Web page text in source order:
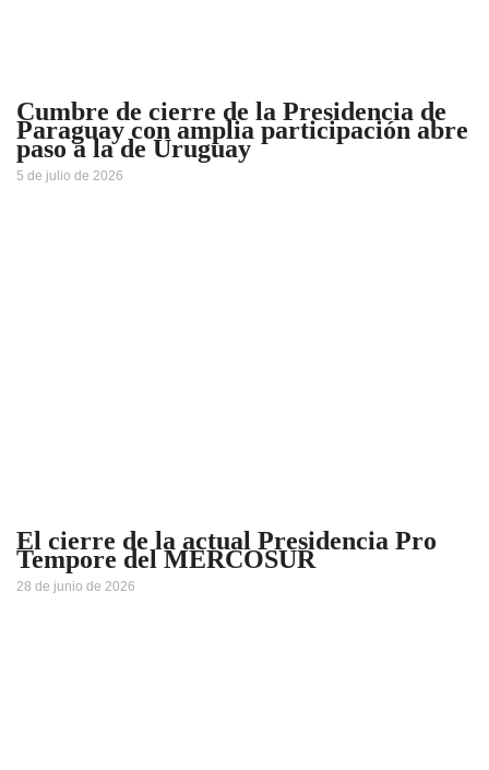
Cumbre de cierre de la Presidencia de
Paraguay con amplia participación abre
paso a la de Uruguay
5 de julio de 2026
El cierre de la actual Presidencia Pro
Tempore del MERCOSUR
28 de junio de 2026